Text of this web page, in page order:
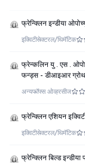
फ्रेन्क्लिन इन्डीया
इक्विटीसेक्टरल/थिमॅटिक
फ्रेन्कलिन यु . एस .
फन्ड्स - डीआइआर ग्रोथ
अन्यफॉफ्स ओव्हरसीज
फ्रेन्क्लिन एशियन
इक्विटीसेक्टरल/थिमॅटिक
फ्रेन्क्लिन बिल्ड